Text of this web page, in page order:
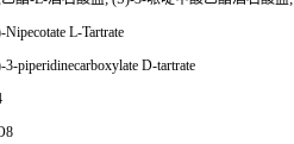
L-Tartrate
piperidinecarboxylate D-tartrate